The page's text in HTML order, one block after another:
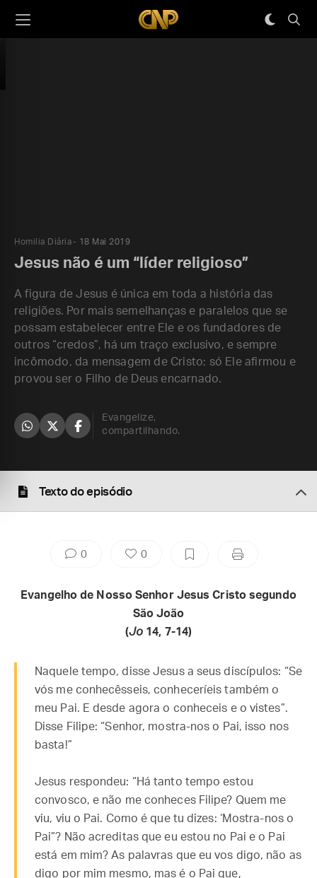
Homilia Diária 18 Mai 2019
Jesus não é um “líder religioso”
A figura de Jesus é única em toda a história das
religiões. Por mais semelhanças e paralelos que se
possam estabelecer entre Ele e os fundadores de
outros “credos”, há um traço exclusivo, e sempre
incômodo, da mensagem de Cristo: só Ele afirmou e
provou ser o Filho de Deus encarnado.
Evangelize,
compartilhando.
Texto do episódio
0 0
Evangelho de Nosso Senhor Jesus Cristo segundo
São João
(Jo 14, 7-14)
Naquele tempo, disse Jesus a seus discípulos: “Se
vós me conhecêsseis, conheceríeis também o
meu Pai. E desde agora o conheceis e o vistes”.
Disse Filipe: “Senhor, mostra-nos o Pai, isso nos
basta!”
Jesus respondeu: “Há tanto tempo estou
convosco, e não me conheces Filipe? Quem me
viu, viu o Pai. Como é que tu dizes: ‘Mostra-nos o
Pai”? Não acreditas que eu estou no Pai e o Pai
está em mim? As palavras que eu vos digo, não as
digo por mim mesmo, mas é o Pai que,